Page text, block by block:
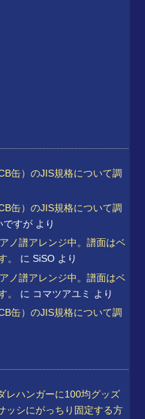
缶）のJIS規格について調
缶）のJIS規格について調
ですが より
ノ譜アレンジ中。譜面はベ
。
にSiSO より
ノ譜アレンジ中。譜面はベ
。
に コマツアユミ
より
缶）のJIS規格について調
レハンガーに100均グッズ
ッシにがっちり固定する方